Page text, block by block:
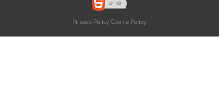
Privacy Policy Cookie Policy